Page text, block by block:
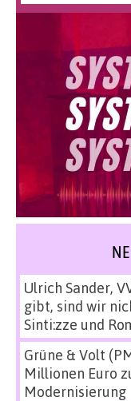
Ulrich Sander,
gibt, sind wir
Sinti:zze und
Grüne & Volt
Millionen Euro
Modernisierung